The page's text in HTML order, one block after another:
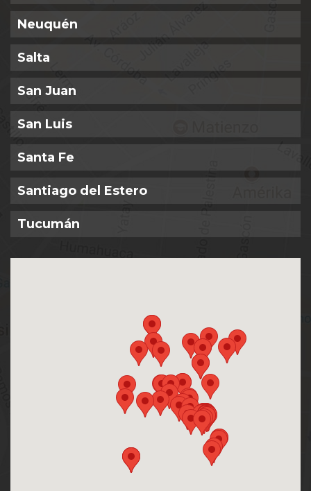
Neuquén
Salta
San Juan
San Luis
Santa Fe
Santiago del Estero
Tucumán